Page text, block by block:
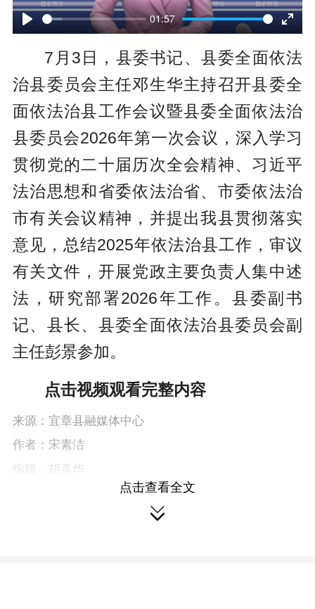
P
a
y
01:57
E
n
t
e
r
f
u
l
l
s
c
r
l
a
y
7月3日，县委书记、县委全面依法
治县委员会主任邓生华主持召开县委全
面依法治县工作会议暨县委全面依法治
县委员会2026年第一次会议，深入学习
贯彻党的二十届历次全会精神、习近平
法治思想和省委依法治省、市委依法治
市有关会议精神，并提出我县贯彻落实
意见，总结2025年依法治县工作，审议
有关文件，开展党政主要负责人集中述
法，研究部署2026年工作。县委副书
记、县长、县委全面依法治县委员会副
主任彭景参加。
点击视频观看完整内容
来源：宜章县融媒体中心
作者：宋素洁
编辑：胡喜华
点击查看全文
